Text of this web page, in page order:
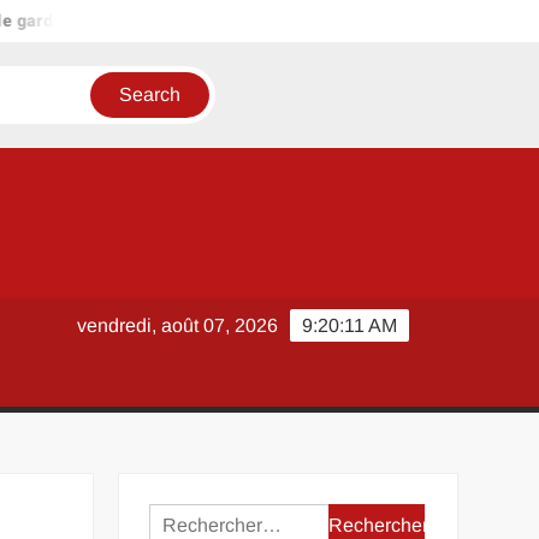
garde Oise ouverte aujourd’hui : que faire si aucune n’apparaît en
9:20:11 AM
vendredi, août 07, 2026
Rechercher :